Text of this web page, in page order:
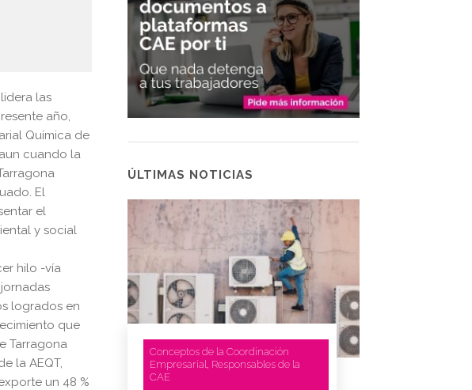
las
año,
Química de
cuando la
El
el
y social
hilo -vía
logrados en
que
Tarragona
la AEQT,
un 48 %
ÚLTIMAS NOTICIAS
Conceptos de la Coordinación
Empresarial
Responsables de la
CAE